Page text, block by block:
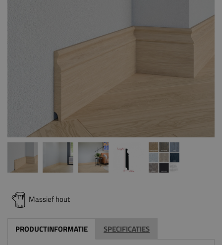
Massief hout
PRODUCTINFORMATIE SPECIFICATIES